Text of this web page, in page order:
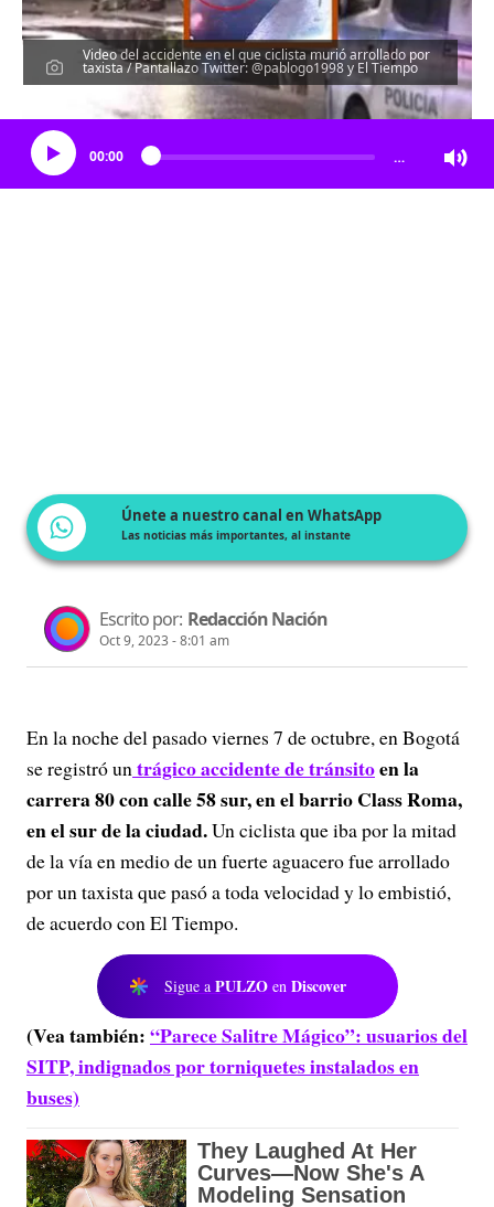
Video del accidente en el que ciclista murió arrollado por
taxista / Pantallazo Twitter: @pablogo1998 y El Tiempo
Escucha el artículo
00:00 …
Únete a nuestro canal en WhatsApp
Las noticias más importantes, al instante
Escrito por: Redacción Nación
Oct 9, 2023 - 8:01 am
En la noche del pasado viernes 7 de octubre, en Bogotá
se registró untrágico accidente de tránsitoen la
carrera 80 con calle 58 sur, en el barrio Class Roma,
en el sur de la ciudad.Un ciclista que iba por la mitad
de la vía en medio de un fuerte aguacero fue arrollado
por un taxista que pasó a toda velocidad y lo embistió,
de acuerdo con El Tiempo.
Sigue a PULZO en Discover
(Vea también:“Parece Salitre Mágico”: usuarios del
SITP, indignados por torniquetes instalados en
buses)